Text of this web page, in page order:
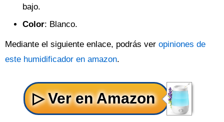
bajo.
Color: Blanco.
Mediante el siguiente enlace, podrás ver opiniones de
este humidificador en amazon.